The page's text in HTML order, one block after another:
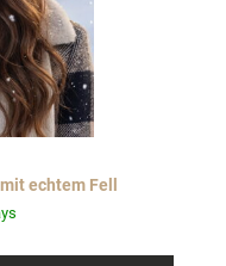
echtem Fell